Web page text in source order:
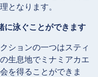
となります。
に泳ぐことができます
ションの一つはスティ
生息地でミナミアカエ
を得ることができま